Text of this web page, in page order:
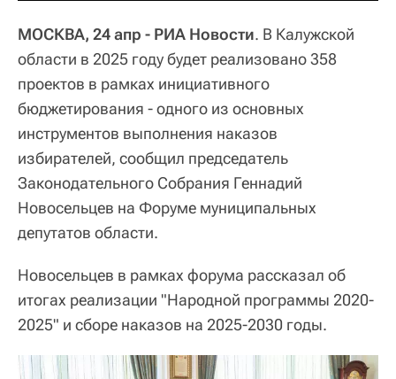
МОСКВА, 24 апр - РИА Новости. В Калужской
области в 2025 году будет реализовано 358
проектов в рамках инициативного
бюджетирования - одного из основных
инструментов выполнения наказов
избирателей, сообщил председатель
Законодательного Собрания Геннадий
Новосельцев на Форуме муниципальных
депутатов области.
Новосельцев в рамках форума рассказал об
итогах реализации "Народной программы 2020-
2025" и сборе наказов на 2025-2030 годы.